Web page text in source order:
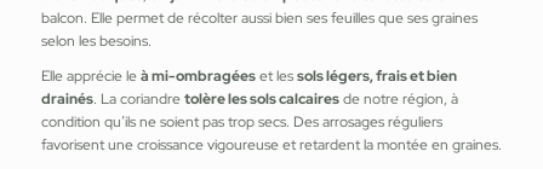
balcon. Elle permet de récolter aussi bien ses feuilles que ses graines
selon les besoins.
Elle apprécie leà mi-ombragéeset lessols légers, frais et bien
drainés. La coriandretolère les sols calcairesde notre région, à
condition qu’ils ne soient pas trop secs. Des arrosages réguliers
favorisent une croissance vigoureuse et retardent la montée en graines.